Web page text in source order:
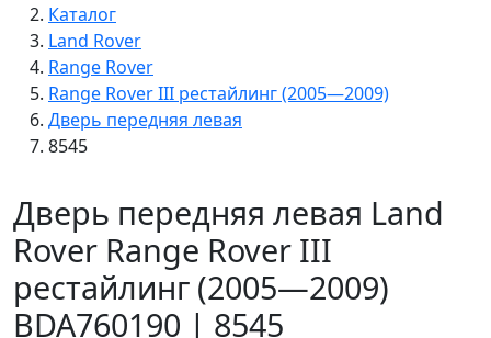
Каталог
Land Rover
Range Rover
Range Rover III рестайлинг (2005—2009)
Дверь передняя левая
8545
Дверь передняя левая Land
Rover Range Rover III
рестайлинг (2005—2009)
BDA760190 | 8545